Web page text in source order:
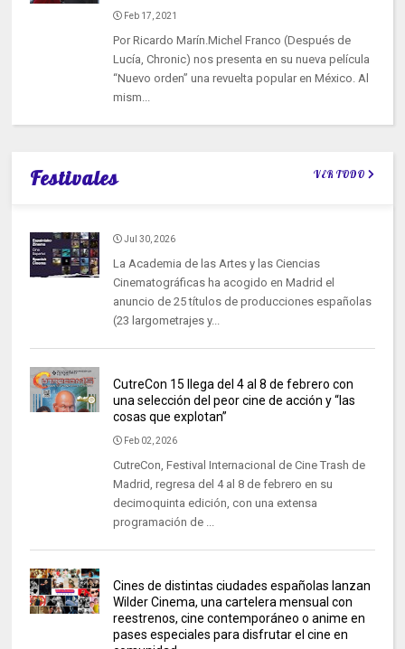
Feb 17, 2021
Por Ricardo Marín.Michel Franco (Después de
Lucía, Chronic) nos presenta en su nueva película
“Nuevo orden” una revuelta popular en México. Al
mism...
Festivales VER TODO
Jul 30, 2026
La Academia de las Artes y las Ciencias
Cinematográficas ha acogido en Madrid el
anuncio de 25 títulos de producciones españolas
(23 largometrajes y...
CutreCon 15 llega del 4 al 8 de febrero con
una selección del peor cine de acción y “las
cosas que explotan”
Feb 02, 2026
CutreCon, Festival Internacional de Cine Trash de
Madrid, regresa del 4 al 8 de febrero en su
decimoquinta edición, con una extensa
programación de ...
Cines de distintas ciudades españolas lanzan
Wilder Cinema, una cartelera mensual con
reestrenos, cine contemporáneo o anime en
pases especiales para disfrutar el cine en